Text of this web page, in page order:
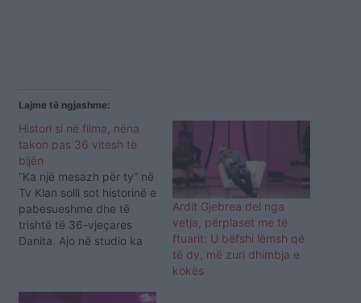
Lajme të ngjashme:
Histori si në filma, nëna
takon pas 36 vitesh të
bijën
“Ka një mesazh për ty” në
Tv Klan solli sot historinë e
pabesueshme dhe të
trishtë të 36-vjeçares
Danita. Ajo në studio ka
adoptuar. Për një
Ardit Gjebrea del nga
vetja, përplaset me të
ftuarit: U bëfshi lëmsh që
të dy, më zuri dhimbja e
kokës